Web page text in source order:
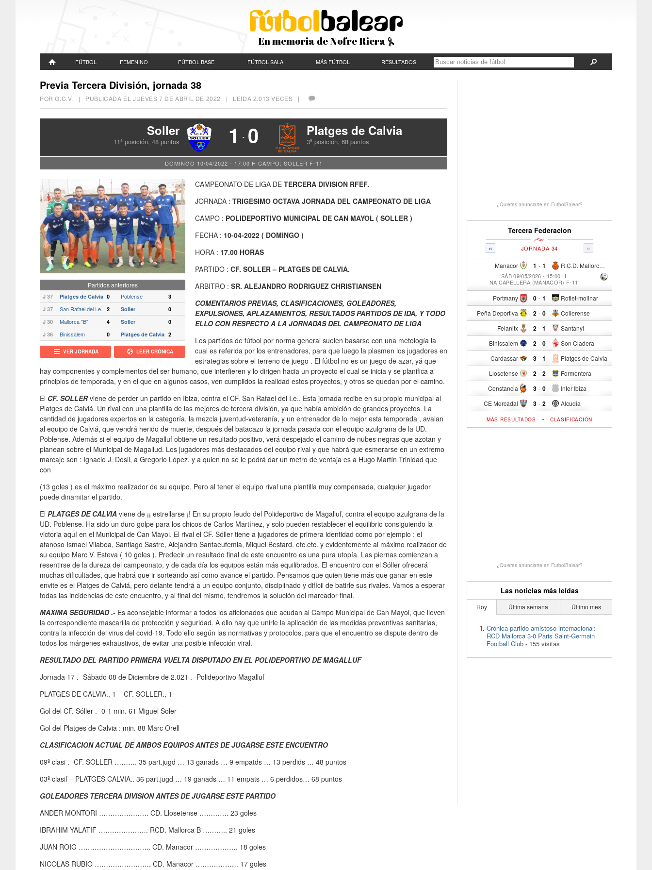
En memoria de Nofre Riera
FÚTBOL FEMENINO FÚTBOL BASE FÚTBOL SALA MÁS FÚTBOL RESULTADOS
Previa Tercera División, jornada 38
POR G.C.V. | PUBLICADA ELJUEVES 7 DE ABRIL DE 2022 | LEÍDA 2.013 VECES |
Soller
11ª posición, 48 puntos 1 - 0 Platges de Calvia
3ª posición, 68 puntos
DOMINGO 10/04/2022 - 17:00 H CAMPO: SOLLER F-11
Partidos anteriores
J 37 Platges de Calvia 0 Poblense
3
J 37
San Rafael del I.e. 2 Soller
0
J 30
Mallorca "B" 4 Soller
0
J 36
Binissalem 0 Platges de Calvia 2
VER JORNADA LEER CRÓNICA
CAMPEONATO DE LIGA DE TERCERA DIVISION RFEF.
JORNADA : TRIGESIMO OCTAVA JORNADA DEL CAMPEONATO DE LIGA
CAMPO : POLIDEPORTIVO MUNICIPAL DE CAN MAYOL ( SOLLER )
FECHA : 10-04-2022 ( DOMINGO )
HORA : 17.00 HORAS
PARTIDO : CF. SOLLER – PLATGES DE CALVIA.
ARBITRO : SR. ALEJANDRO RODRIGUEZ CHRISTIANSEN
COMENTARIOS PREVIAS, CLASIFICACIONES, GOLEADORES,
EXPULSIONES, APLAZAMIENTOS, RESULTADOS PARTIDOS DE IDA, Y TODO
ELLO CON RESPECTO A LA JORNADAS DEL CAMPEONATO DE LIGA
Los partidos de fútbol por norma general suelen basarse con una metología la
cual es referida por los entrenadores, para que luego la plasmen los jugadores en
estrategias sobre el terreno de juego . El fútbol no es un juego de azar, yá que
hay componentes y complementos del ser humano, que interfieren y lo dirigen hacia un proyecto el cual se inicia y se planifica a
principios de temporada, y en el que en algunos casos, ven cumplidos la realidad estos proyectos, y otros se quedan por el camino.
El CF. SOLLER viene de perder un partido en Ibiza, contra el CF. San Rafael del I.e.. Esta jornada recibe en su propio municipal al
Platges de Calviá. Un rival con una plantilla de las mejores de tercera división, ya que había ambición de grandes proyectos. La
cantidad de jugadores expertos en la categoría, la mezcla juventud-veteranía, y un entrenador de lo mejor esta temporada , avalan
al equipo de Calviá, que vendrá herido de muerte, después del batacazo la jornada pasada con el equipo azulgrana de la UD.
Poblense. Además si el equipo de Magalluf obtiene un resultado positivo, verá despejado el camino de nubes negras que azotan y
planean sobre el Municipal de Magallud. Los jugadores más destacados del equipo rival y que habrá que esmerarse en un extremo
marcaje son : Ignacio J. Dosil, a Gregorio López, y a quien no se le podrá dar un metro de ventaja es a Hugo Martín Trinidad que
con
(13 goles ) es el máximo realizador de su equipo. Pero al tener el equipo rival una plantilla muy compensada, cualquier jugador
puede dinamitar el partido.
El PLATGES DE CALVIA viene de ¡¡ estrellarse ¡! En su propio feudo del Polideportivo de Magalluf, contra el equipo azulgrana de la
UD. Poblense. Ha sido un duro golpe para los chicos de Carlos Martínez, y solo pueden restablecer el equilibrio consiguiendo la
victoria aquí en el Municipal de Can Mayol. El rival el CF. Sóller tiene a jugadores de primera identidad como por ejemplo : el
afanoso Ismael Vilaboa, Santiago Sastre, Alejandro Santaeufemia, Miquel Bestard. etc.etc. y evidentemente al máximo realizador de
su equipo Marc V. Esteva ( 10 goles ). Predecir un resultado final de este encuentro es una pura utopía. Las piernas comienzan a
resentirse de la dureza del campeonato, y de cada día los equipos están más equilibrados. El encuentro con el Sóller ofrecerá
muchas dificultades, que habrá que ir sorteando así como avance el partido. Pensamos que quien tiene más que ganar en este
envite es el Platges de Calviá, pero delante tendrá a un equipo conjunto, disciplinado y difícil de batirle sus rivales. Vamos a esperar
todas las incidencias de este encuentro, y al final del mismo, tendremos la solución del marcador final.
MAXIMA SEGURIDAD .- Es aconsejable informar a todos los aficionados que acudan al Campo Municipal de Can Mayol, que lleven
la correspondiente mascarilla de protección y seguridad. A ello hay que unirle la aplicación de las medidas preventivas sanitarias,
contra la infección del virus del covid-19. Todo ello según las normativas y protocolos, para que el encuentro se dispute dentro de
todos los márgenes exhaustivos, de evitar una posible infección viral.
RESULTADO DEL PARTIDO PRIMERA VUELTA DISPUTADO EN EL POLIDEPORTIVO DE MAGALLUF
Jornada 17 .- Sábado 08 de Diciembre de 2.021 .- Polideportivo Magalluf
PLATGES DE CALVIA., 1 – CF. SOLLER., 1
Gol del CF. Sóller .- 0-1 min. 61 Miguel Soler
Gol del Platges de Calvia : min. 88 Marc Orell
CLASIFICACION ACTUAL DE AMBOS EQUIPOS ANTES DE JUGARSE ESTE ENCUENTRO
09º clasi .- CF. SOLLER ………. 35 part.jugd … 13 ganads … 9 empatds … 13 perdids … 48 puntos
03º clasif – PLATGES CALVIA.. 36 part.jugd … 19 ganads … 11 empats … 6 perdidos… 68 puntos
GOLEADORES TERCERA DIVISION ANTES DE JUGARSE ESTE PARTIDO
ANDER MONTORI …………………. CD. Llosetense …………. 23 goles
IBRAHIM YALATIF …………………. RCD. Mallorca B ……….. 21 goles
JUAN ROIG ………………………….. CD. Manacor ………………. 18 goles
NICOLAS RUBIO ……………………. CD. Manacor ………………. 17 goles
¿Quieres anunciarte en FutbolBalear?
Tercera Federacion
« »
JORNADA 34
Manacor 1 - R.C.D. Mallorca Sad "B"
1
SÁB 09/05/2026 - 15:00 H
NA CAPELLERA (MANACOR) F-11
Portmany 0 - Rotlet-molinar
1
Peña Deportiva 2 - Collerense
0
Felanitx 2 - Santanyi
1
Binissalem 2 - Son Cladera
0
Cardassar 3 - Platges de Calvia
1
Llosetense 2 - Formentera
2
Constancia 3 - Inter Ibiza
0
CE Mercadal 3 - Alcudia
2
MÁS RESULTADOS - CLASIFICACIÓN
¿Quieres anunciarte en FutbolBalear?
Las noticias más leídas
Hoy Última semana Último mes
Crónica partido amistoso internacional:
RCD Mallorca 3-0 Paris Saint-Germain
Football Club - 155 visitas